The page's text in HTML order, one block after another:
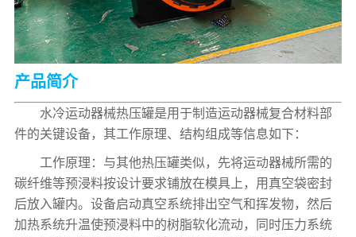
产品简介
水冷运动器械热压罐是用于制造运动器械复合材料部
件的关键设备，其工作原理、结构组成等信息如下：
工作原理：与其他热压罐类似，先将运动器械所需的
碳纤维等预浸料按设计要求铺放在模具上，用真空袋密封
后放入罐内。设备启动真空系统排出空气和挥发物，然后
加热系统升温使预浸料中的树脂软化流动，同时压力系统